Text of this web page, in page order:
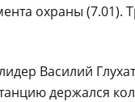
охраны
Василий
держался